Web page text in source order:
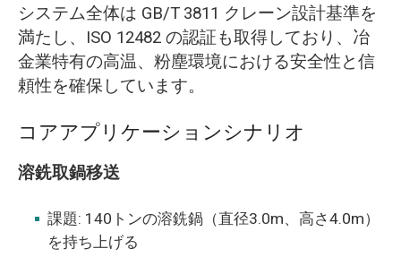
システム全体は GB/T 3811 クレーン設計基準を
満たし、ISO 12482 の認証も取得しており、冶
金業特有の高温、粉塵環境における安全性と信
頼性を確保しています。
コアアプリケーションシナリオ
溶銑取鍋移送
課題: 140トンの溶銑鍋（直径3.0m、高さ4.0m）
を持ち上げる